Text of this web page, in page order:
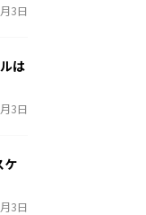
3日
は
3日
ケ
3日